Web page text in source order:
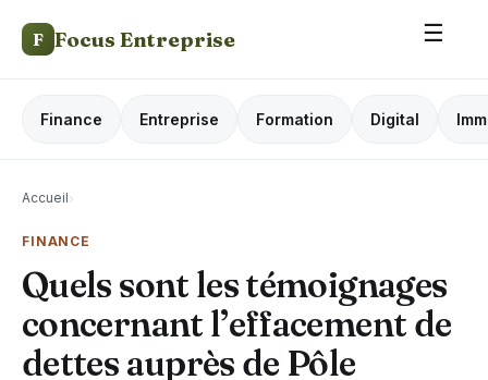
F Focus Entreprise ☰
Finance Entreprise Formation Digital
Accueil›
FINANCE
Quels sont les témoignages
concernant l’effacement de
dettes auprès de Pôle